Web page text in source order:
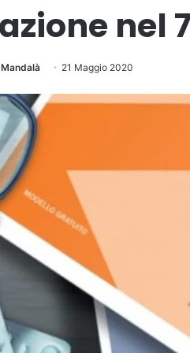
nel
21 Maggio 2020